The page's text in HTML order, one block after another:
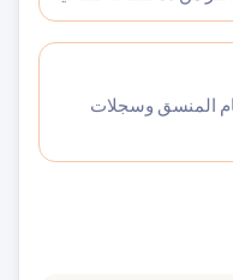
المنسق وسجلات